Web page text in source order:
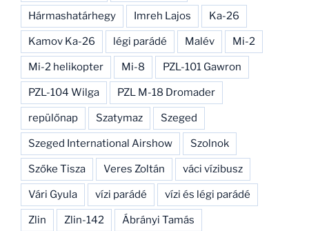
Hármashatárhegy Imreh Lajos Ka-26
Kamov Ka-26 légi parádé Malév Mi-2
Mi-2 helikopter Mi-8 PZL-101 Gawron
PZL-104 Wilga PZL M-18 Dromader
repülőnap Szatymaz Szeged
Szeged International Airshow Szolnok
Szőke Tisza Veres Zoltán váci vízibusz
Vári Gyula vízi parádé vízi és légi parádé
Zlin Zlin-142 Ábrányi Tamás